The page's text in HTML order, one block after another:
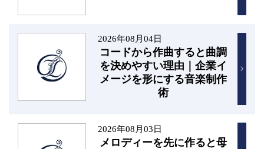
2026年08月04日
コードから作曲すると曲調
を決めやすい理由｜企業イ
メージを形にする音楽制作
術
2026年08月03日
メロディーを先に作ると母